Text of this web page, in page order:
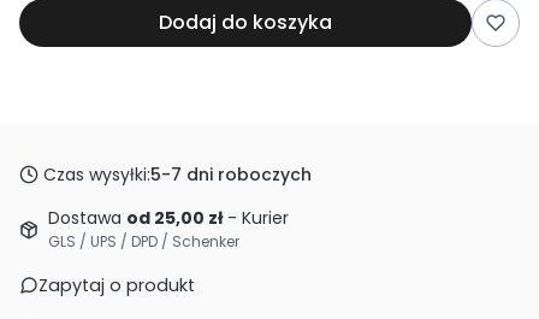
Dodaj do koszyka
Czas wysyłki:5-7 dni roboczych
Dostawa od 25,00 zł - Kurier
GLS / UPS / DPD / Schenker
Zapytaj o produkt